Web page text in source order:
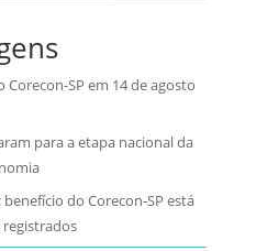
SP em 14 de agosto
para a etapa nacional da
do Corecon-SP está